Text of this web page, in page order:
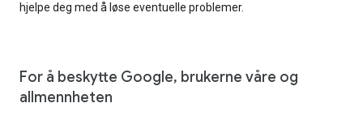
hjelpe deg med å løse eventuelle problemer.
For å beskytte Google, brukerne våre og
allmennheten